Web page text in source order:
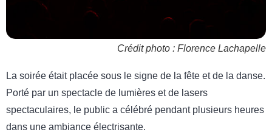
Crédit photo : Florence Lachapelle
La soirée était placée sous le signe de la fête et de la danse.
Porté par un spectacle de lumières et de lasers
spectaculaires, le public a célébré pendant plusieurs heures
dans une ambiance électrisante.